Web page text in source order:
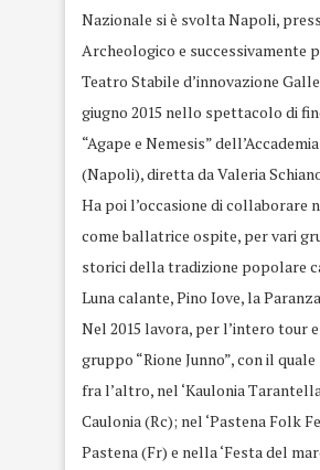
Nazionale si è svolta Napoli,
Archeologico e successivamente
Teatro Stabile d’innovazione
giugno 2015 nello spettacolo di
“Agape e Nemesis”
(Napoli), diretta da Valeria
Ha poi l’occasione di collaborare
come ballatrice ospite, per vari
storici della tradizione popolare
Luna calante, Pino Iove, la
Nel 2015 lavora, per l’intero tour
gruppo “Rione Junno”, con il quale
fra l’altro, nel ‘Kaulonia
Caulonia (Rc); nel ‘Pastena Folk
Pastena (Fr) e nella ‘Festa del